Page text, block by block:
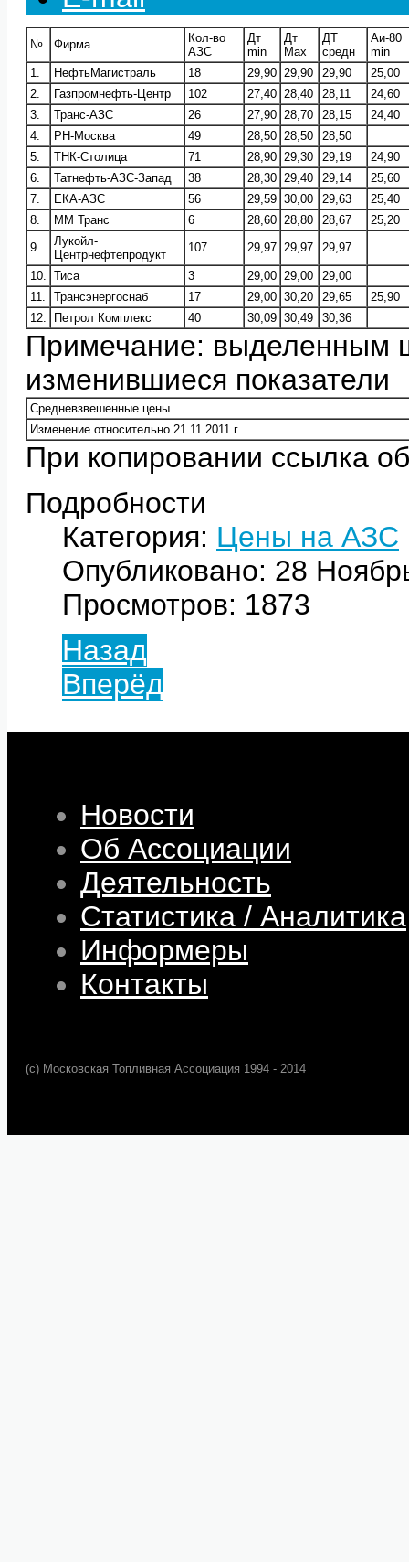
№ Фирма
Кол-во
АЗС
Дт
min
Дт
Max
ДТ
средн
Аи-80
min
1.
НефтьМагистраль 18 29,90 29,90 29,90
25,00
2.
Газпромнефть-Центр 102 27,40 28,40 28,11
24,60
3.
Транс-АЗС 26 27,90 28,70 28,15
24,40
4.
РН-Москва 49 28,50 28,50
28,50
5.
ТНК-Столица 71 28,90 29,30 29,19
24,90
6.
Татнефть-АЗС-Запад 38 28,30 29,40 29,14
25,60
7.
ЕКА-АЗС 56 29,59 30,00 29,63
25,40
8.
ММ Транс 6 28,60 28,80 28,67
25,20
9.
Лукойл-
Центрнефтепродукт
107 29,97 29,97 29,97
10. Тиса 3 29,00 29,00
29,00
11.
Трансэнергоснаб 17 29,00 30,20 29,65
25,90
12.
Петрол Комплекс 40 30,09 30,49 30,36
Примечание: выделенным
изменившиеся показатели
Средневзвешенные цены
Изменение относительно 21.11.2011 г.
При копировании ссылка
Подробности
Категория: Цены на АЗС
Опубликовано: 28
Просмотров: 1873
Назад
Вперёд
Новости
Об Ассоциации
Деятельность
Статистика / Аналитика
Информеры
Контакты
(c) Московская Топливная Ассоциация 1994 - 2014